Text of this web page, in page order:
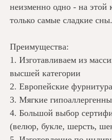
неизменно одно - на этой
только самые сладкие сны.
Преимущества:
1. Изготавливаем из
высшей категории
2. Европейские
3. Мягкие
4. Большой выбор
(велюр, букле, шерсть,
+7 925 456 44 04